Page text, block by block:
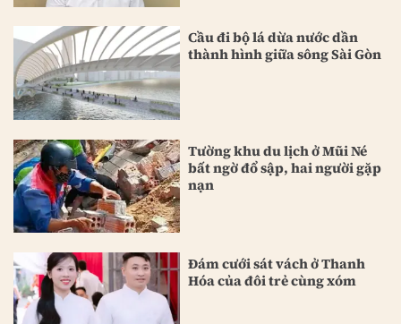
Cầu đi bộ lá dừa nước dần
thành hình giữa sông Sài Gòn
Tường khu du lịch ở Mũi Né
bất ngờ đổ sập, hai người gặp
nạn
Đám cưới sát vách ở Thanh
Hóa của đôi trẻ cùng xóm